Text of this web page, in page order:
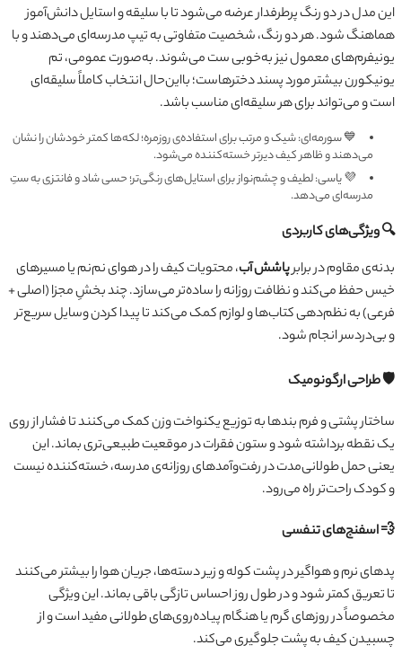
این مدل در دو رنگ پرطرفدار عرضه می‌شود تا با سلیقه و استایل دانش‌آموز
هماهنگ شود. هر دو رنگ، شخصیت متفاوتی به تیپ مدرسه‌ای می‌دهند و با
یونیفرم‌های معمول نیز به‌خوبی ست می‌شوند. به‌صورت عمومی، تم
یونیکورن بیشتر مورد پسند دخترهاست؛ بااین‌حال انتخاب کاملاً سلیقه‌ای
است و می‌تواند برای هر سلیقه‌ای مناسب باشد.
💙 سورمه‌ای: شیک و مرتب برای استفاده‌ی روزمره؛ لکه‌ها کمتر خودشان را نشان
می‌دهند و ظاهر کیف دیرتر خسته‌کننده می‌شود.
💜 یاسی: لطیف و چشم‌نواز برای استایل‌های رنگی‌تر؛ حسی شاد و فانتزی به ستِ
مدرسه‌ای می‌دهد.
🔍 ویژگی‌های کاربردی
بدنه‌ی مقاوم در برابرپاشش آب، محتویات کیف را در هوای نم‌نم یا مسیرهای
خیس حفظ می‌کند و نظافت روزانه را ساده‌تر می‌سازد. چند بخشِ مجزا (اصلی +
فرعی) به نظم‌دهی کتاب‌ها و لوازم کمک می‌کند تا پیدا کردن وسایل سریع‌تر
و بی‌دردسر انجام شود.
🛡 طراحی ارگونومیک
ساختار پشتی و فرم بندها به توزیع یکنواخت وزن کمک می‌کنند تا فشار از روی
یک نقطه برداشته شود و ستون فقرات در موقعیت طبیعی‌تری بماند. این
یعنی حمل طولانی‌مدت در رفت‌وآمدهای روزانه‌ی مدرسه، خسته‌کننده نیست
و کودک راحت‌تر راه می‌رود.
💨 اسفنج‌های تنفسی
پدهای نرم و هواگیر در پشت کوله و زیر دسته‌ها، جریان هوا را بیشتر می‌کنند
تا تعریق کمتر شود و در طول روز احساس تازگی باقی بماند. این ویژگی
مخصوصاً در روزهای گرم یا هنگام پیاده‌روی‌های طولانی مفید است و از
چسبیدن کیف به پشت جلوگیری می‌کند.